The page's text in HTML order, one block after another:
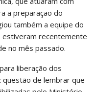
a preparação do
também a equipe do
estiveram recentemente
no mês passado.
liberação dos
de lembrar que